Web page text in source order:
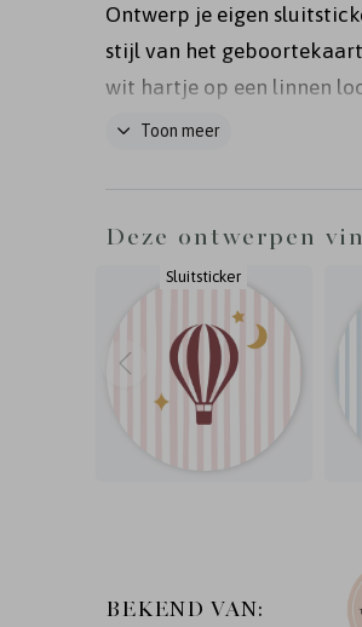
Ontwerp je eigen
stijl van het
wit hartje op een linnen
kleuren van de sticker zelf
Toon meer
Deze ontwerpen
Sluitsticker
BEKEND VAN: